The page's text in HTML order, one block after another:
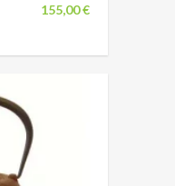
155,00 €